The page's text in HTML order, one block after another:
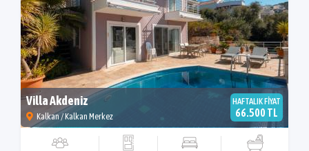
Villa Akdeniz
Kalkan / Kalkan Merkez
HAFTALIK FİYAT
66.500 TL